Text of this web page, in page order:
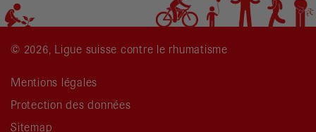
© 2026, Ligue suisse contre le rhumatisme
Mentions légales
Protection des données
Sitemap